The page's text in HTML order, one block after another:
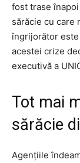
fost trase
sărăcie cu care
îngrijorător este
acestei crize
executivă a
Tot mai
sărăcie
Agenţiile